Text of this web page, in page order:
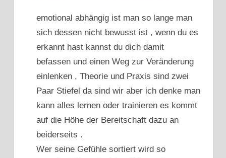
emotional abhängig ist man so lange man
sich dessen nicht bewusst ist , wenn du es
erkannt hast kannst du dich damit
befassen und einen Weg zur Veränderung
einlenken , Theorie und Praxis sind zwei
Paar Stiefel da sind wir aber ich denke man
kann alles lernen oder trainieren es kommt
auf die Höhe der Bereitschaft dazu an
beiderseits .
Wer seine Gefühle sortiert wird so